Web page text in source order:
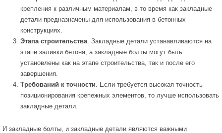
крепления к различным материалам, в то время как закладные
детали предназначены для использования в бетонных
конструкциях.
Этапа строительства . Закладные детали устанавливаются на
этапе заливки бетона, а закладные болты могут быть
установлены как на этапе строительства, так и после его
завершения.
Требований к точности . Если требуется высокая точность
позиционирования крепежных элементов, то лучше использовать
закладные детали.
И закладные болты, и закладные детали являются важными